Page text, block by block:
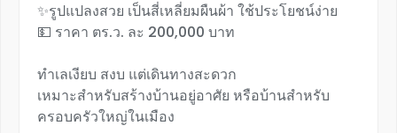
✨️รูปแปลงสวย เป็นสี่เหลี่ยมผืนผ้า ใช้ประโยชน์ง่าย
💵 ราคา ตร.ว. ละ 200,000 บาท
ทำเลเงียบ สงบ แต่เดินทางสะดวก
เหมาะสำหรับสร้างบ้านอยู่อาศัย หรือบ้านสำหรับ
ครอบครัวใหญ่ในเมือง